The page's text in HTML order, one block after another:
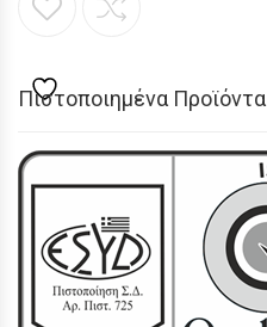
Πιστοποιημένα Προϊόντα